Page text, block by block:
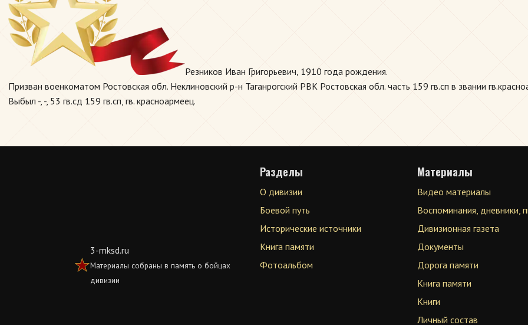
Резников Иван Григорьевич, 1910 года рождения.
Призван военкоматом Ростовская обл. Неклиновский р-н Таганрогский РВК Ростовская обл. часть 159 гв.сп в звании
Выбыл -, -, 53 гв.сд 159 гв.сп, гв. красноармеец.
3-mksd.ru
Материалы собраны в память о бойцах
дивизии
Разделы
О дивизии
Боевой путь
Исторические источники
Книга памяти
Фотоальбом
Материалы
Видео материалы
Воспоминания, дневники,
Дивизионная газета
Документы
Дорога памяти
Книга памяти
Книги
Личный состав